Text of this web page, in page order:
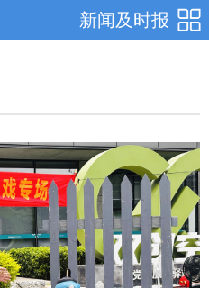
新闻及时报